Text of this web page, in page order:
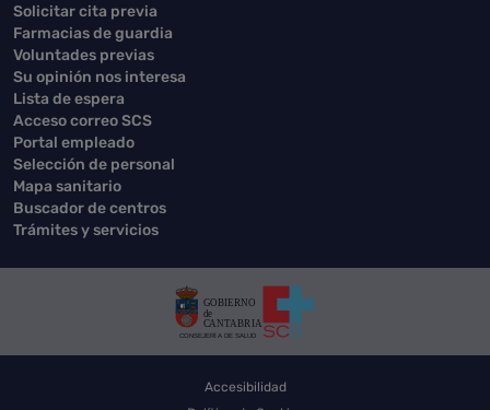
Solicitar cita previa
Farmacias de guardia
Voluntades previas
Su opinión nos interesa
Lista de espera
Acceso correo SCS
Portal empleado
Selección de personal
Mapa sanitario
Buscador de centros
Trámites y servicios
Accesibilidad